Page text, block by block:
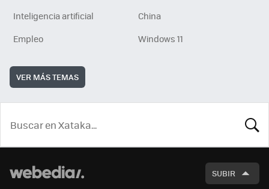
Inteligencia artificial
China
Empleo
Windows 11
VER MÁS TEMAS
SUBIR